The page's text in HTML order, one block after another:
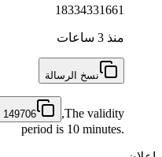
18334331661
منذ 3 ساعات
نسخ الرسالة
149706
,The validity
period is 10 minutes.